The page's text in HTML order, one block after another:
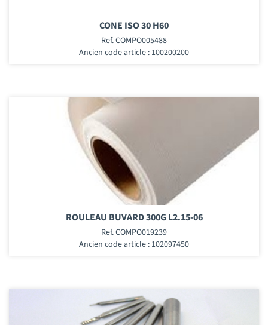
CONE ISO 30 H60
Ref. COMPO005488
Ancien code article : 100200200
ROULEAU BUVARD 300G L2.15-06
Ref. COMPO019239
Ancien code article : 102097450